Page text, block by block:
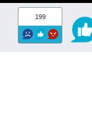
199